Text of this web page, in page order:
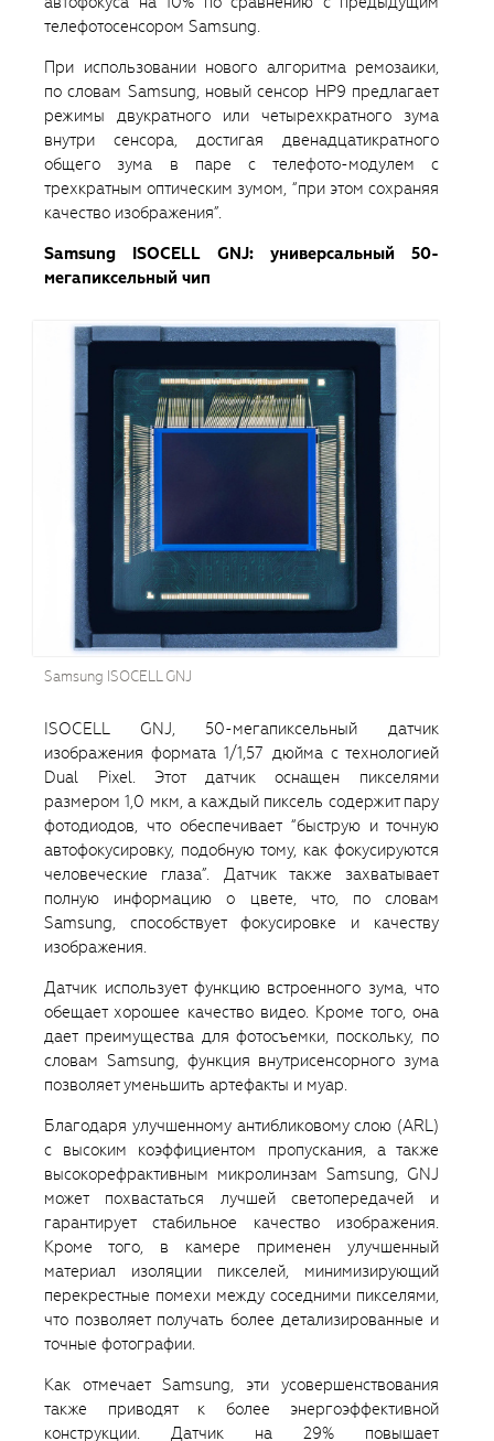
телефотосенсором Samsung.
При использовании нового алгоритма ремозаики,
по словам Samsung, новый сенсор HP9 предлагает
режимы двукратного или четырехкратного зума
внутри сенсора, достигая двенадцатикратного
общего зума в паре с телефото-модулем с
трехкратным оптическим зумом, “при этом сохраняя
качество изображения”.
Samsung ISOCELL GNJ: универсальный 50-
мегапиксельный чип
Samsung ISOCELL GNJ
ISOCELL GNJ, 50-мегапиксельный датчик
изображения формата 1/1,57 дюйма с технологией
Dual Pixel. Этот датчик оснащен пикселями
размером 1,0 мкм, а каждый пиксель содержит пару
фотодиодов, что обеспечивает “быструю и точную
автофокусировку, подобную тому, как фокусируются
человеческие глаза”. Датчик также захватывает
полную информацию о цвете, что, по словам
Samsung, способствует фокусировке и качеству
изображения.
Датчик использует функцию встроенного зума, что
обещает хорошее качество видео. Кроме того, она
дает преимущества для фотосъемки, поскольку, по
словам Samsung, функция внутрисенсорного зума
позволяет уменьшить артефакты и муар.
Благодаря улучшенному антибликовому слою (ARL)
с высоким коэффициентом пропускания, а также
высокорефрактивным микролинзам Samsung, GNJ
может похвастаться лучшей светопередачей и
гарантирует стабильное качество изображения.
Кроме того, в камере применен улучшенный
материал изоляции пикселей, минимизирующий
перекрестные помехи между соседними пикселями,
что позволяет получать более детализированные и
точные фотографии.
Как отмечает Samsung, эти усовершенствования
также приводят к более энергоэффективной
конструкции. Датчик на 29% повышает